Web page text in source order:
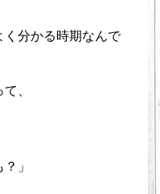
く分かる時期なんで
、
」